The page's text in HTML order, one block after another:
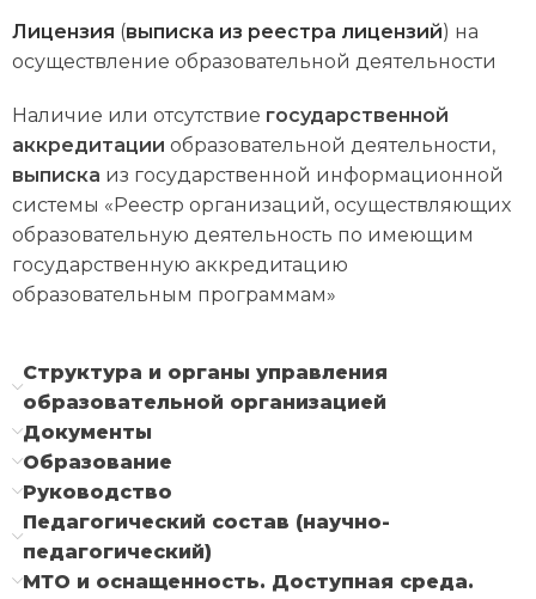
Лицензия (выписка из реестра лицензий) на
осуществление образовательной деятельности
Наличие или отсутствие государственной
аккредитации образовательной деятельности,
выписка из государственной информационной
системы «Реестр организаций, осуществляющих
образовательную деятельность по имеющим
государственную аккредитацию
образовательным программам»
Структура и органы управления
образовательной организацией
Документы
Образование
Руководство
Педагогический состав (научно-
педагогический)
МТО и оснащенность. Доступная среда.